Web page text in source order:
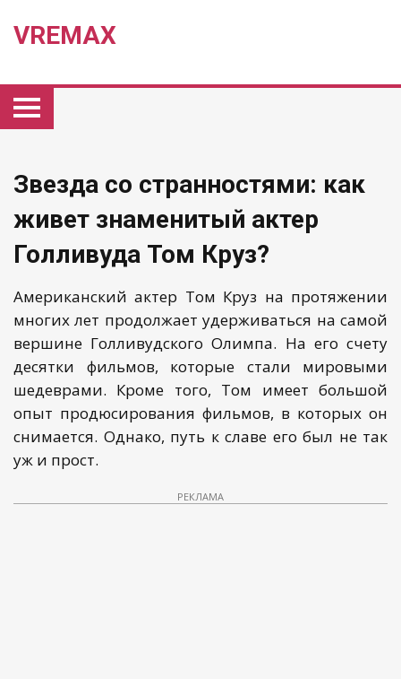
VREMAX
Звезда со странностями: как
живет знаменитый актер
Голливуда Том Круз?
Американский актер Том Круз на протяжении
многих лет продолжает удерживаться на самой
вершине Голливудского Олимпа. На его счету
десятки фильмов, которые стали мировыми
шедеврами. Кроме того, Том имеет большой
опыт продюсирования фильмов, в которых он
снимается. Однако, путь к славе его был не так
уж и прост.
РЕКЛАМА